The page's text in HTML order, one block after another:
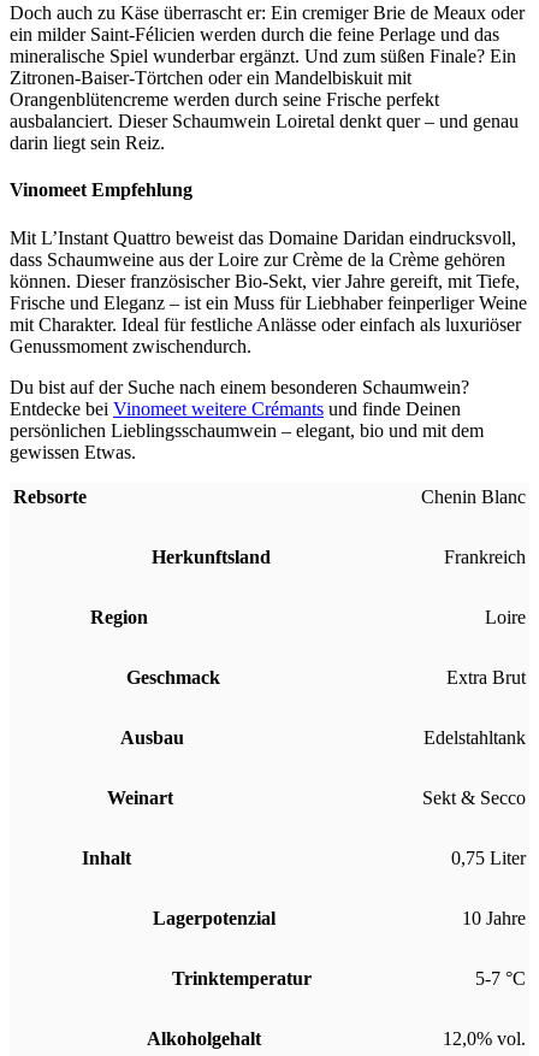
Doch auch zu Käse überrascht er: Ein cremiger Brie de Meaux oder
ein milder Saint-Félicien werden durch die feine Perlage und das
mineralische Spiel wunderbar ergänzt. Und zum süßen Finale? Ein
Zitronen-Baiser-Törtchen oder ein Mandelbiskuit mit
Orangenblütencreme werden durch seine Frische perfekt
ausbalanciert. Dieser Schaumwein Loiretal denkt quer – und genau
darin liegt sein Reiz.
Vinomeet Empfehlung
Mit L’Instant Quattro beweist das Domaine Daridan eindrucksvoll,
dass Schaumweine aus der Loire zur Crème de la Crème gehören
können. Dieser französischer Bio-Sekt, vier Jahre gereift, mit Tiefe,
Frische und Eleganz – ist ein Muss für Liebhaber feinperliger Weine
mit Charakter. Ideal für festliche Anlässe oder einfach als luxuriöser
Genussmoment zwischendurch.
Du bist auf der Suche nach einem besonderen Schaumwein?
Entdecke bei Vinomeet weitere Crémants und finde Deinen
persönlichen Lieblingsschaumwein – elegant, bio und mit dem
gewissen Etwas.
Rebsorte Chenin Blanc
Herkunftsland Frankreich
Region Loire
Geschmack Extra Brut
Ausbau Edelstahltank
Weinart Sekt & Secco
Inhalt 0,75 Liter
Lagerpotenzial 10 Jahre
Trinktemperatur 5-7 °C
Alkoholgehalt 12,0% vol.